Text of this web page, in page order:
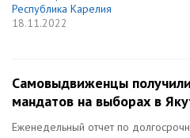
Республика Карелия
18.11.2022
Самовыдвиженцы
мандатов на выборах в
Еженедельный отчет по